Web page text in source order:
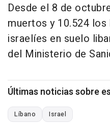
Desde el 8 de
muertos y 10.524
israelíes en suelo
del Ministerio de
Últimas noticias sobre
Líbano Israel